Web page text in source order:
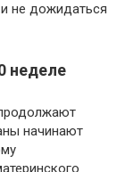
не дожидаться
неделе
начинают